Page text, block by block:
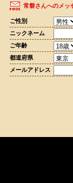
常磐さんへのメッ